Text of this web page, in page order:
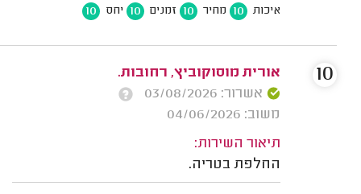
איכות 10 מחיר 10 זמנים 10 יחס 10
אורית מוסוקוביץ, רחובות.
אשרור: 03/08/2026
משוב: 04/06/2026
תיאור השירות:
החלפת בטריה.
10